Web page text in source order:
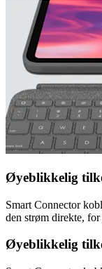
Øyeblikkelig
Smart Connector
den strøm direkte,
Øyeblikkelig